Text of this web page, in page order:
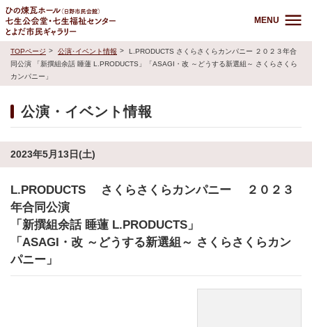
MENU
TOPページ 公演･イベント情報
L.PRODUCTS さくらさくらカンパニー ２０２３年合
同公演 「新撰組余話 睡蓮 L.PRODUCTS」「ASAGI・改 ～どうする新選組～ さくらさくら
カンパニー」
公演・イベント情報
2023年5月13日(土)
L.PRODUCTS さくらさくらカンパニー ２０２３
年合同公演
「新撰組余話 睡蓮 L.PRODUCTS」
「ASAGI・改 ～どうする新選組～ さくらさくらカン
パニー」